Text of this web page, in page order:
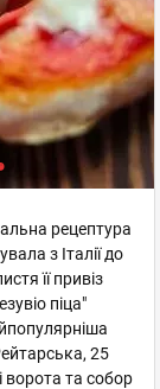
рецептура
з Італії до
її привіз
піца"
25
ворота та собор